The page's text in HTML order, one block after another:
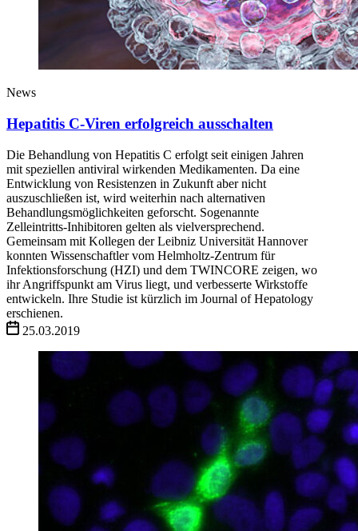
News
Hepatitis C-Viren erfolgreich ausschalten
Die Behandlung von Hepatitis C erfolgt seit einigen Jahren
mit speziellen antiviral wirkenden Medikamenten. Da eine
Entwicklung von Resistenzen in Zukunft aber nicht
auszuschließen ist, wird weiterhin nach alternativen
Behandlungsmöglichkeiten geforscht. Sogenannte
Zelleintritts-Inhibitoren gelten als vielversprechend.
Gemeinsam mit Kollegen der Leibniz Universität Hannover
konnten Wissenschaftler vom Helmholtz-Zentrum für
Infektionsforschung (HZI) und dem TWINCORE zeigen, wo
ihr Angriffspunkt am Virus liegt, und verbesserte Wirkstoffe
entwickeln. Ihre Studie ist kürzlich im Journal of Hepatology
erschienen.
25.03.2019